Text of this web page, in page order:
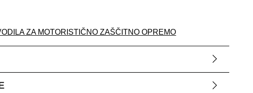
ZA MOTORISTIČNO ZAŠČITNO OPREMO